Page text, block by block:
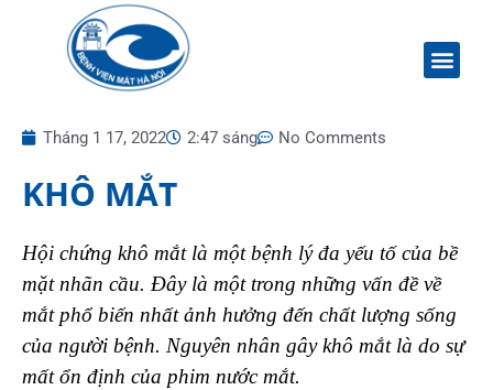
Tháng 1 17, 2022 2:47 sáng No Comments
KHÔ MẮT
Hội chứng khô mắt là một bệnh lý đa yếu tố của bề
mặt nhãn cầu. Đây là một trong những vấn đề về
mắt phổ biến nhất ảnh hưởng đến chất lượng sống
của người bệnh. Nguyên nhân gây khô mắt là do sự
mất ổn định của phim nước mắt.